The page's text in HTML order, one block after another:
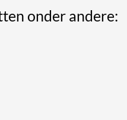
onder andere: